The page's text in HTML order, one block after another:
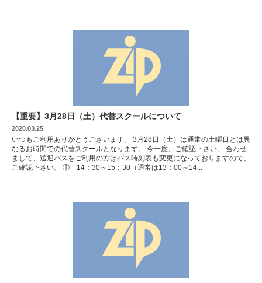
【重要】3月28日（土）代替スクールについて
2020.03.25
いつもご利用ありがとうございます。 3月28日（土）は通常の土曜日とは異
なるお時間での代替スクールとなります。 今一度、ご確認下さい。 合わせ
まして、送迎バスをご利用の方はバス時刻表も変更になっておりますので、
ご確認下さい。 ① 14：30～15：30（通常は13：00～14...